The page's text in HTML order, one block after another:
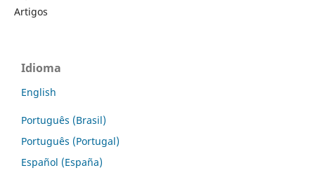
Artigos
Idioma
English
Português (Brasil)
Português (Portugal)
Español (España)